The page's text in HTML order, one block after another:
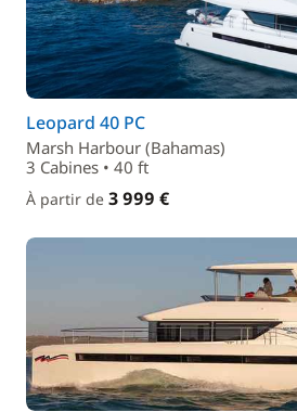
Leopard 40 PC
Marsh Harbour (Bahamas)
3 Cabines • 40 ft
À partir de 3 999 €